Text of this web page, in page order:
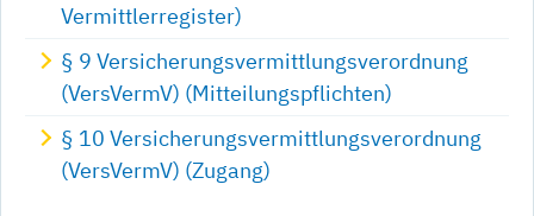
Vermittlerregister)
§ 9 Versicherungsvermittlungsverordnung
(VersVermV) (Mitteilungspflichten)
§ 10 Versicherungsvermittlungsverordnung
(VersVermV) (Zugang)